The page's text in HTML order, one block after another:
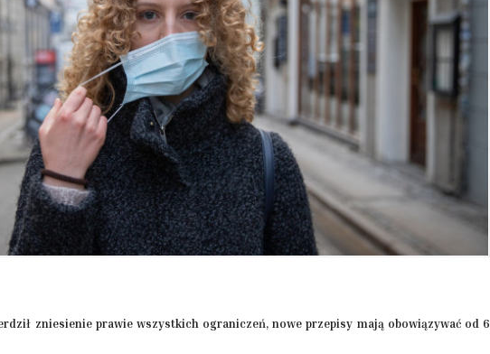
zniesienie prawie wszystkich ograniczeń, nowe przepisy mają obowiązywać od 6